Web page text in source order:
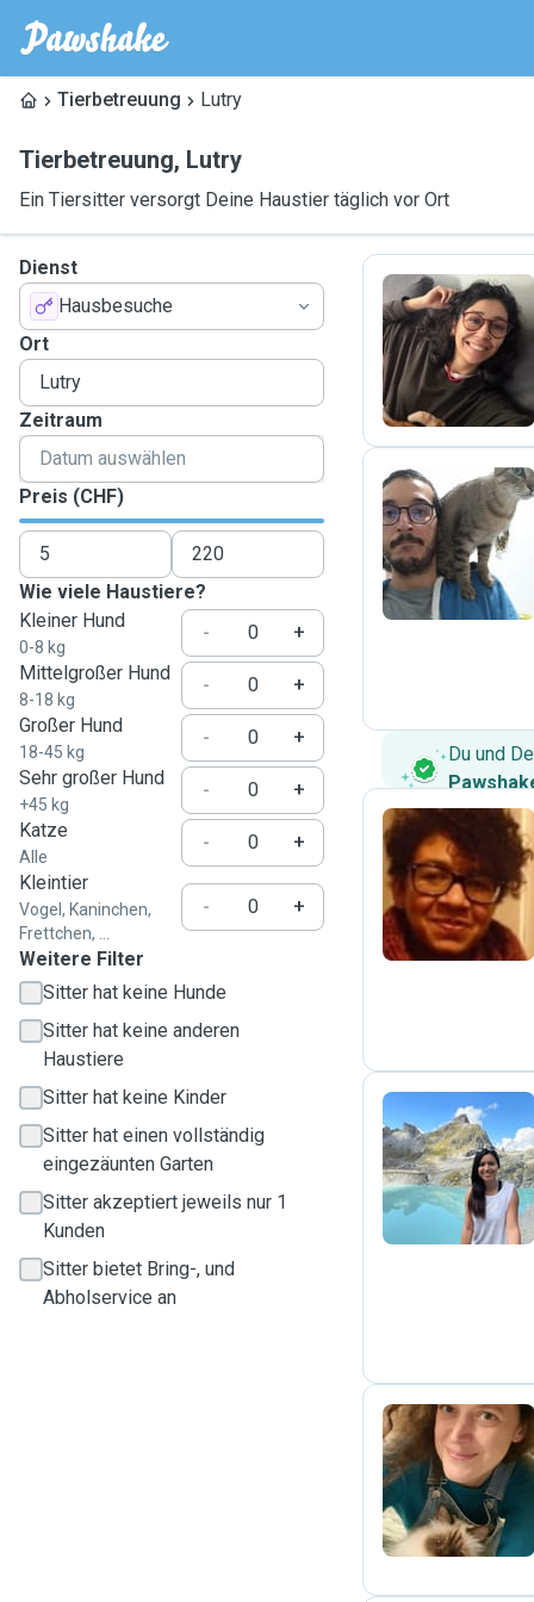
Tierbetreuung Lutry
Tierbetreuung, Lutry
Ein Tiersitter versorgt Deine Haustier täglich vor Ort
Dienst
Hausbesuche
Ort
Zeitraum
Preis (CHF)
Wie viele Haustiere?
Kleiner Hund
0-8 kg
-
+
Mittelgroßer Hund
8-18 kg
-
+
Großer Hund
18-45 kg
-
+
Sehr großer Hund
+45 kg
-
+
Katze
Alle
-
+
Kleintier
Vogel, Kaninchen,
Frettchen, ...
- +
Weitere Filter
Sitter hat keine Hunde
Sitter hat keine anderen
Haustiere
Sitter hat keine Kinder
Sitter hat einen vollständig
eingezäunten Garten
Sitter akzeptiert jeweils nur 1
Kunden
Sitter bietet Bring-, und
Abholservice an
G
A
Du und
M
D
A